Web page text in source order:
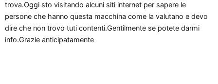
e
trova.Oggi sto visitando alcuni siti internet per sapere le
persone che hanno questa macchina come la valutano e devo
dire che non trovo tuti contenti.Gentilmente se potete darmi
info.Grazie anticipatamente